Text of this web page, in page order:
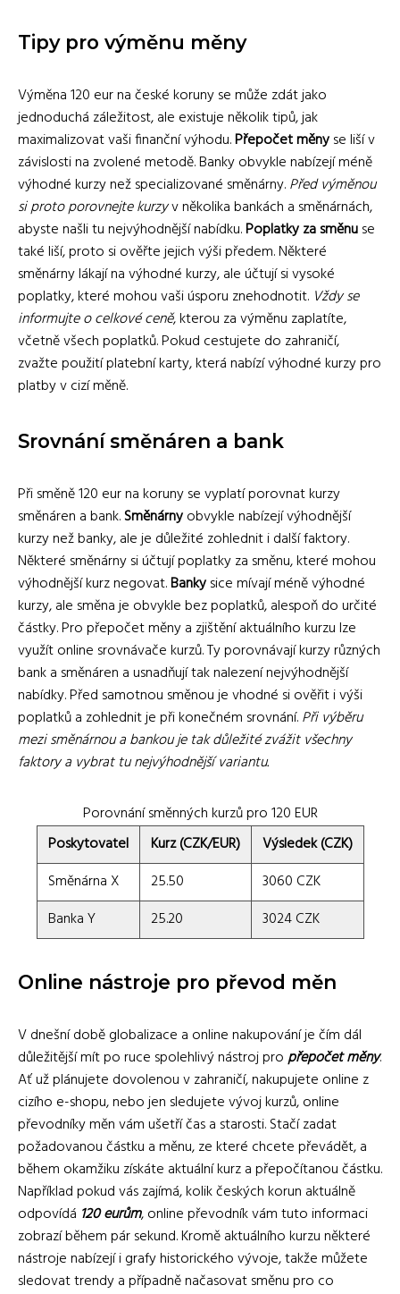
Tipy pro výměnu měny
Výměna 120 eur na české koruny se může zdát jako
jednoduchá záležitost, ale existuje několik tipů, jak
maximalizovat vaši finanční výhodu.Přepočet měnyse liší v
závislosti na zvolené metodě. Banky obvykle nabízejí méně
výhodné kurzy než specializované směnárny.Před výměnou
si proto porovnejte kurzyv několika bankách a směnárnách,
abyste našli tu nejvýhodnější nabídku.Poplatky za směnuse
také liší, proto si ověřte jejich výši předem. Některé
směnárny lákají na výhodné kurzy, ale účtují si vysoké
poplatky, které mohou vaši úsporu znehodnotit. Vždy se
informujte o celkové ceně, kterou za výměnu zaplatíte,
včetně všech poplatků. Pokud cestujete do zahraničí,
zvažte použití platební karty, která nabízí výhodné kurzy pro
platby v cizí měně.
Srovnání směnáren a bank
Při směně 120 eur na koruny se vyplatí porovnat kurzy
směnáren a bank.Směnárnyobvykle nabízejí výhodnější
kurzy než banky, ale je důležité zohlednit i další faktory.
Některé směnárny si účtují poplatky za směnu, které mohou
výhodnější kurz negovat.Bankysice mívají méně výhodné
kurzy, ale směna je obvykle bez poplatků, alespoň do určité
částky. Pro přepočet měny a zjištění aktuálního kurzu lze
využít online srovnávače kurzů. Ty porovnávají kurzy různých
bank a směnáren a usnadňují tak nalezení nejvýhodnější
nabídky. Před samotnou směnou je vhodné si ověřit i výši
poplatků a zohlednit je při konečném srovnání.Při výběru
mezi směnárnou a bankou je tak důležité zvážit všechny
faktory a vybrat tu nejvýhodnější variantu.
Porovnání směnných kurzů pro 120 EUR
Poskytovatel
Kurz (CZK/EUR)
Výsledek (CZK)
Směnárna X
25.50
3060 CZK
Banka Y
25.20 3024 CZK
Online nástroje pro převod měn
V dnešní době globalizace a online nakupování je čím dál
důležitější mít po ruce spolehlivý nástroj propřepočet měny.
Ať už plánujete dovolenou v zahraničí, nakupujete online z
cizího e-shopu, nebo jen sledujete vývoj kurzů, online
převodníky měn vám ušetří čas a starosti. Stačí zadat
požadovanou částku a měnu, ze které chcete převádět, a
během okamžiku získáte aktuální kurz a přepočítanou částku.
Například pokud vás zajímá, kolik českých korun aktuálně
odpovídá 120 eurům, online převodník vám tuto informaci
zobrazí během pár sekund. Kromě aktuálního kurzu některé
nástroje nabízejí i grafy historického vývoje, takže můžete
sledovat trendy a případně načasovat směnu pro co